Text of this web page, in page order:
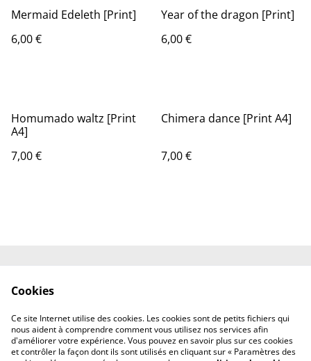
Mermaid Edeleth [Print]
6,00 €
Year of the dragon [Print]
6,00 €
Homumado waltz [Print
A4]
7,00 €
Chimera dance [Print A4]
7,00 €
Conditions
Cookies
Cookies
Ce site Internet utilise des cookies. Les cookies sont de petits fichiers qui
nous aident à comprendre comment vous utilisez nos services afin
d'améliorer votre expérience. Vous pouvez en savoir plus sur ces cookies
et contrôler la façon dont ils sont utilisés en cliquant sur « Paramètres des